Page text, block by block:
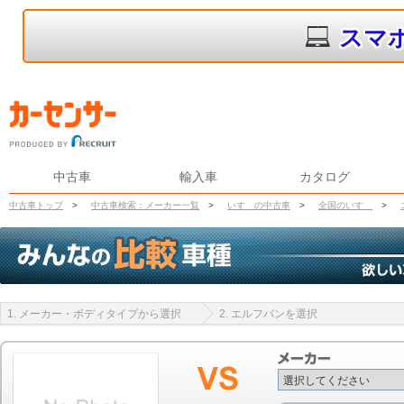
スマ
中古車 輸入車 カタログ
中古車トップ > 中古車検索：メーカー一覧 > いすゞの中古車 > 全国のいすゞ >
1. メーカー・ボディタイプから選択 2. エルフバンを選択